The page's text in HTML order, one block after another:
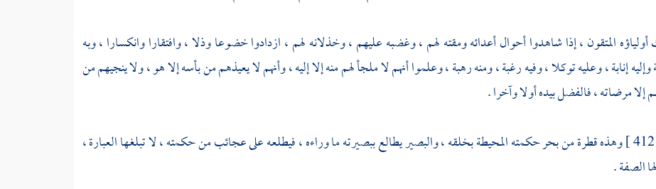
المتقون ، إذا شاهدوا أحوال أعدائه ومقته لهم ، وغضبه عليهم ، وخذلانه لهم ، ازدادوا خضوعا وذلا ، وافتقارا وانكسارا ، وبه
وإليه إنابة ، وعليه توكلا ، وفيه رغبة ، ومنه رهبة ، وعلموا أنهم لا ملجأ لهم منه إلا إليه ، وأنهم لا يعيذهم من بأسه إلا هو ، ولا ينجيهم من
مرضاته ، فالفضل بيده أولا وآخرا .
وهذه قطرة من بحر حكمته المحيطة بخلقه ، والبصير يطالع ببصيرته ما وراءه ، فيطلعه على عجائب من حكمته ، لا تبلغها العبارة ،
الصفة .